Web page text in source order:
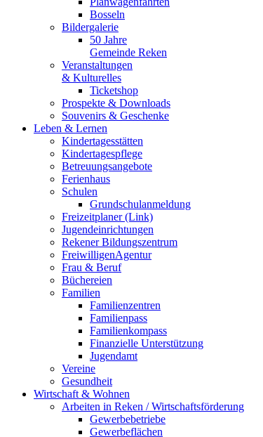
Bosseln
Bildergalerie
50 Jahre
Gemeinde Reken
Veranstaltungen
& Kulturelles
Ticketshop
Prospekte & Downloads
Souvenirs & Geschenke
Leben & Lernen
Kindertagesstätten
Kindertagespflege
Betreuungsangebote
Ferienhaus
Schulen
Grundschulanmeldung
Freizeitplaner (Link)
Jugendeinrichtungen
Rekener Bildungszentrum
FreiwilligenAgentur
Frau & Beruf
Büchereien
Familien
Familienzentren
Familienpass
Familienkompass
Finanzielle Unterstützung
Jugendamt
Vereine
Gesundheit
Wirtschaft & Wohnen
Arbeiten in Reken / Wirtschaftsförderung
Gewerbebetriebe
Gewerbeflächen